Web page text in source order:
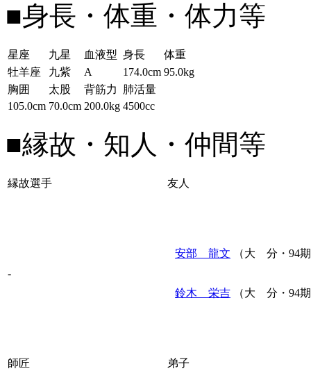
■身長・体重・体力等
星座 九星 血液型 身長
体重
牡羊座
九紫 A 174.0cm 95.0kg
胸囲
太股 背筋力
肺活量
105.0cm 70.0cm 200.0kg 4500cc
■縁故・知人・仲間等
縁故選手 友人
-
安部 龍文 （大 分・94
鈴木 栄吉 （大 分・94
師匠 弟子